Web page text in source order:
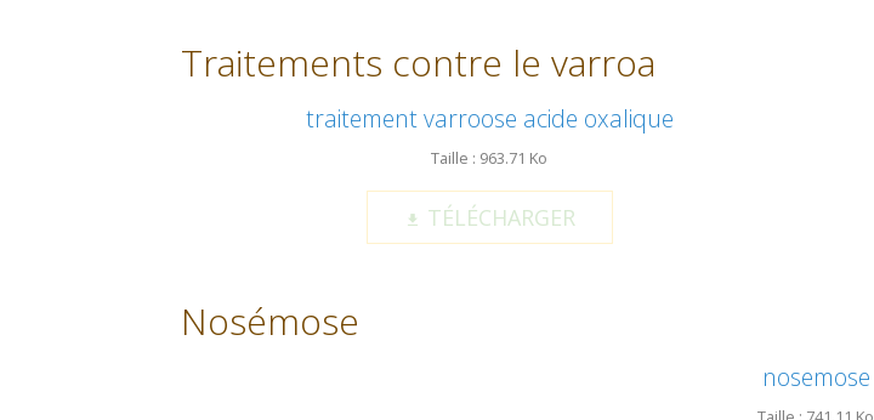
Traitements contre le varroa
traitement varroose acide oxalique
Taille : 963.71 Ko
TÉLÉCHARGER
Nosémose
nosemose